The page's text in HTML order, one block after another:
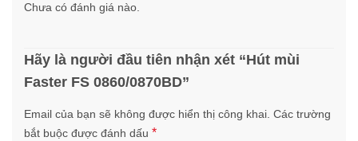
Chưa có đánh giá nào.
Hãy là người đầu tiên nhận xét “Hút mùi
Faster FS 0860/0870BD”
Email của bạn sẽ không được hiển thị công khai. Các trường
bắt buộc được đánh dấu *